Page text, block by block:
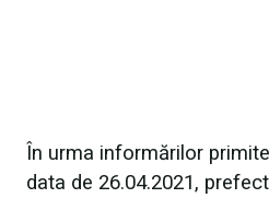
În urma informărilor
data de 26.04.2021,